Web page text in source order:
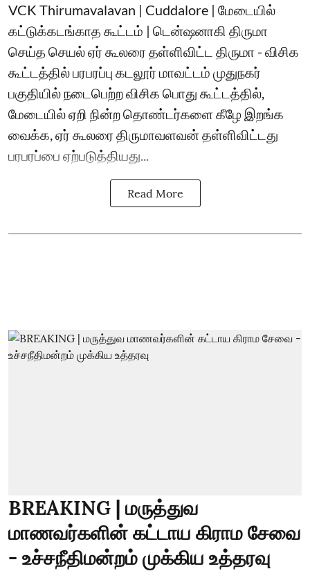
VCK Thirumavalavan | Cuddalore | மேடையில்
கட்டுக்கடங்காத கூட்டம் | டென்ஷனாகி திருமா
செய்த செயல் ஏர் கூலரை தள்ளிவிட்ட திருமா - விசிக
கூட்டத்தில் பரபரப்பு கடலூர் மாவட்டம் முதுநகர்
பகுதியில் நடைபெற்ற விசிக பொது கூட்டத்தில்,
மேடையில் ஏறி நின்ற தொண்டர்களை கீழே இறங்க
வைக்க, ஏர் கூலரை திருமாவளவன் தள்ளிவிட்டது
பரபரப்பை ஏற்படுத்தியது...
Read More
BREAKING | மருத்துவ
மாணவர்களின் கட்டாய கிராம சேவை
- உச்சநீதிமன்றம் முக்கிய உத்தரவு